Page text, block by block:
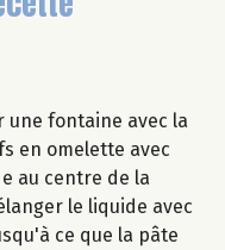
une fontaine avec la
en omelette avec
au centre de la
le liquide avec
ce que la pâte